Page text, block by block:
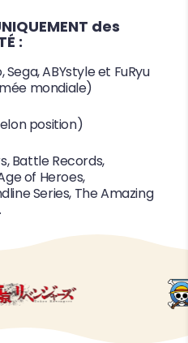
des
:
ABYstyle et FuRyu
mondiale)
position)
Battle Records,
of Heroes,
Series, The Amazing